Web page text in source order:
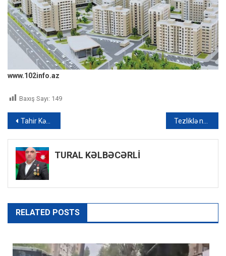
www.102info.az
Baxış Sayı: 149
Yazı
naviqasiyası
Tahir Kərimli hakimlər barədə: “Qərarla qərardadı ayırd edə bilmirlər” – Xəbərlərin 17:00 buraxılışı
TURAL KƏLBƏCƏRLİ
RELATED POSTS